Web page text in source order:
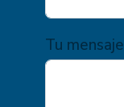
Tu mensaje